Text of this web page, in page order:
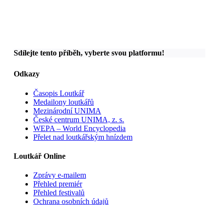
Sdílejte tento příběh, vyberte svou platformu!
Odkazy
Časopis Loutkář
Medailony loutkářů
Mezinárodní UNIMA
České centrum UNIMA, z. s.
WEPA – World Encyclopedia
Přelet nad loutkářským hnízdem
Loutkář Online
Zprávy e-mailem
Přehled premiér
Přehled festivalů
Ochrana osobních údajů